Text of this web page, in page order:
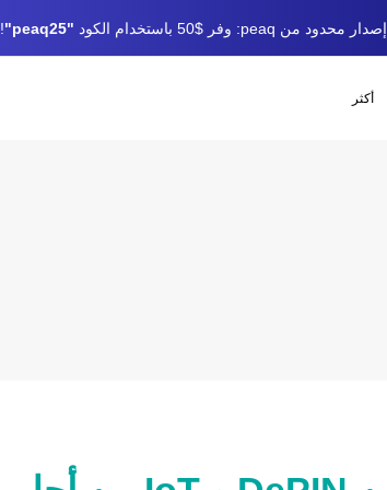
إصدار محدود من peaq: وفر $50 باستخدام الكود "peaq25"
!
أكثر